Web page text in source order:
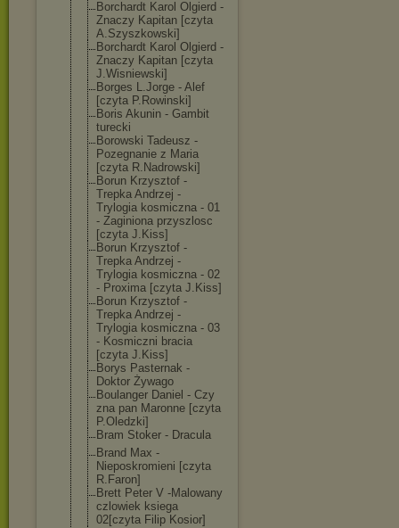
Borchardt Karol Olgierd -
Znaczy Kapitan [czyta
A.Szyszkowski]
Borchardt Karol Olgierd -
Znaczy Kapitan [czyta
J.Wisniewski]
Borges L.Jorge - Alef
[czyta P.Rowinski]
Boris Akunin - Gambit
turecki
Borowski Tadeusz -
Pozegnanie z Maria
[czyta R.Nadrowski]
Borun Krzysztof -
Trepka Andrzej -
Trylogia kosmiczna - 01
- Zaginiona przyszlosc
[czyta J.Kiss]
Borun Krzysztof -
Trepka Andrzej -
Trylogia kosmiczna - 02
- Proxima [czyta J.Kiss]
Borun Krzysztof -
Trepka Andrzej -
Trylogia kosmiczna - 03
- Kosmiczni bracia
[czyta J.Kiss]
Borys Pasternak -
Doktor Żywago
Boulanger Daniel - Czy
zna pan Maronne [czyta
P.Oledzki]
Bram Stoker - Dracula
Brand Max -
Nieposkromieni [czyta
R.Faron]
Brett Peter V -Malowany
czlowiek ksiega
02[czyta Filip Kosior]